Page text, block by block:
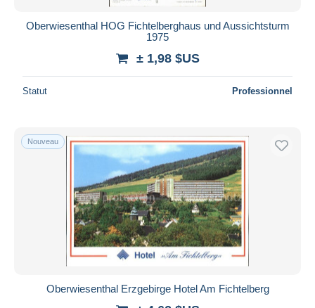
Oberwiesenthal HOG Fichtelberghaus und Aussichtsturm
1975
± 1,98 $US
Statut Professionnel
Nouveau
Oberwiesenthal Erzgebirge Hotel Am Fichtelberg